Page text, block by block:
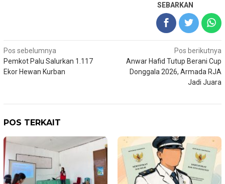
SEBARKAN
Navigasi
pos
Pos sebelumnya
Pemkot Palu Salurkan 1.117
Ekor Hewan Kurban
Pos berikutnya
Anwar Hafid Tutup Berani Cup
Donggala 2026, Armada RJA
Jadi Juara
POS TERKAIT